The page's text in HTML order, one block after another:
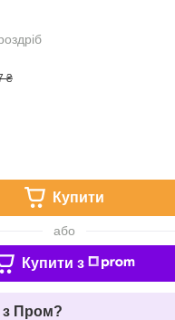
₴
Купити
або
Купити з
з Пром?